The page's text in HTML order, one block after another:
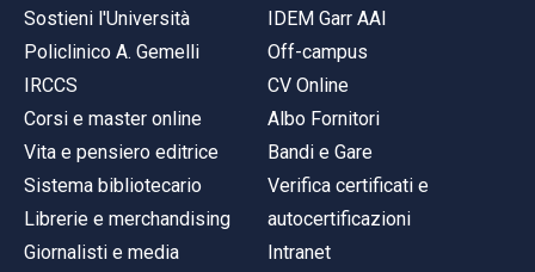
Sostieni l'Università
Policlinico A. Gemelli
IRCCS
Corsi e master online
Vita e pensiero editrice
Sistema bibliotecario
Librerie e merchandising
Giornalisti e media
IDEM Garr AAI
Off-campus
CV Online
Albo Fornitori
Bandi e Gare
Verifica certificati e
autocertificazioni
Intranet